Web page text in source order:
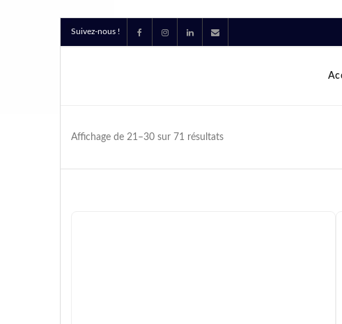
Suivez-nous !
Affichage de 21–30 sur 71 résultats